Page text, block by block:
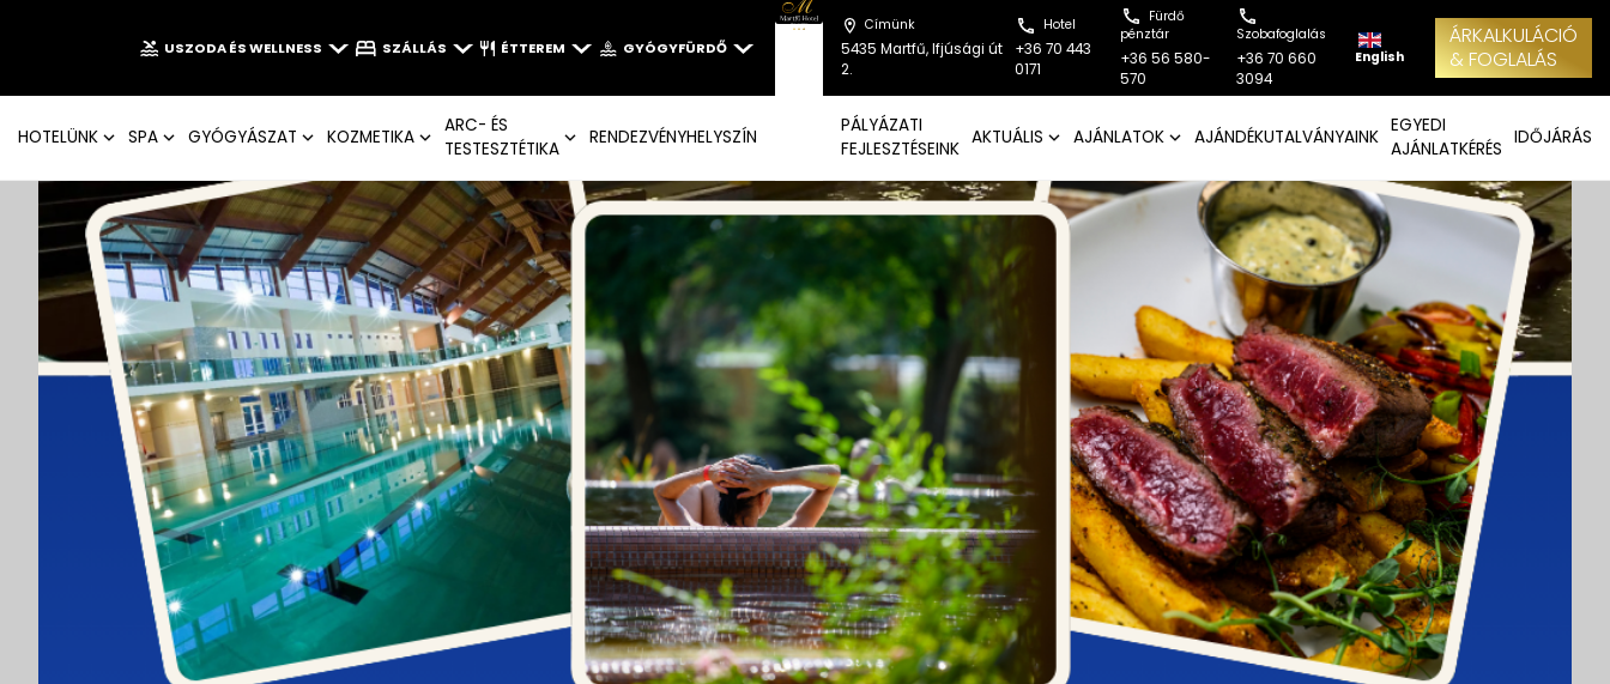
USZODA ÉS WELLNESS SZÁLLÁS ÉTTEREM GYÓGYFÜRDŐ
HOTELÜNK SPA GYÓGYÁSZAT KOZMETIKA
ARC- ÉS
TESTESZTÉTIKA
RENDEZVÉNYHELYSZÍN
Címünk
5435 Martfű, Ifjúsági út
2.
Hotel
+36 70 443
0171
Fürdő
pénztár
+36 56 580-
570
Szobafoglalás
+36 70 660
3094
English
ÁRKALKULÁCIÓ
& FOGLALÁS
PÁLYÁZATI
FEJLESZTÉSEINK
AKTUÁLIS AJÁNLATOK AJÁNDÉKUTALVÁNYAINK
EGYEDI
AJÁNLATKÉRÉS
IDŐJÁRÁS